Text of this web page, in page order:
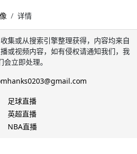
详情
集或从搜索引擎整理获得，内容均来自
或视频内容，如有侵权请通知我们，我
会立即处理。
足球直播
英超直播
NBA直播